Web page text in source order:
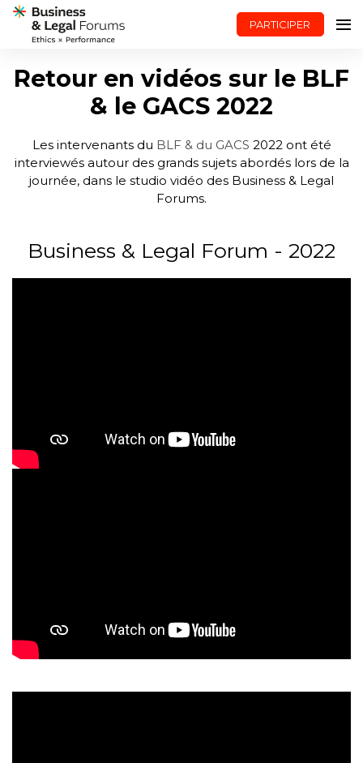
PARTICIPER
Retour en vidéos sur le BLF
& le GACS 2022
Les intervenants du BLF & du GACS 2022ont été
interviewés autour des grands sujets abordés lors de la
journée, dans le studio vidéo des Business & Legal
Forums.
Business & Legal Forum - 2022